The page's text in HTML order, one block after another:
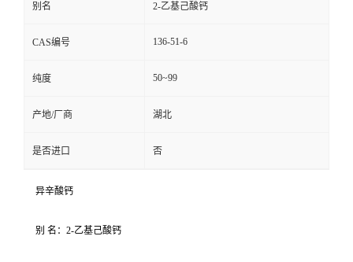
别名 2-乙基己酸钙
CAS编号 136-51-6
纯度 50~99
产地/厂商 湖北
是否进口 否
异辛酸钙
别 名：2-乙基己酸钙